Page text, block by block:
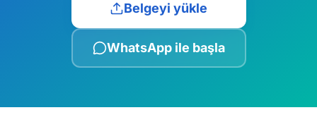
Belgeyi yükle
WhatsApp ile başla